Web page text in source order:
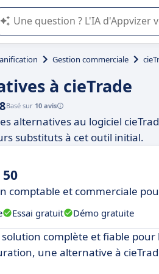
L'IA de Appvizer vous guide dans
Gestion commerciale
à cieTrade
Basé sur 10 avis
alternatives au logiciel
substituts à cet outil initial.
50
comptable et commerciale
Essai gratuit Démo gratuite
complète et fiable
une alternative à